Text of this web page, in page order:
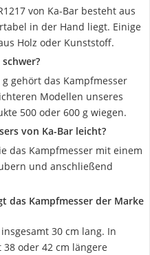
von Ka-Bar besteht aus
in der Hand liegt. Einige
Holz oder Kunststoff.
gehört das Kampfmesser
Modellen unseres
500 oder 600 g wiegen.
von Ka-Bar leicht?
das Kampfmesser mit einem
und anschließend
das Kampfmesser der Marke
30 cm lang. In
oder 42 cm längere